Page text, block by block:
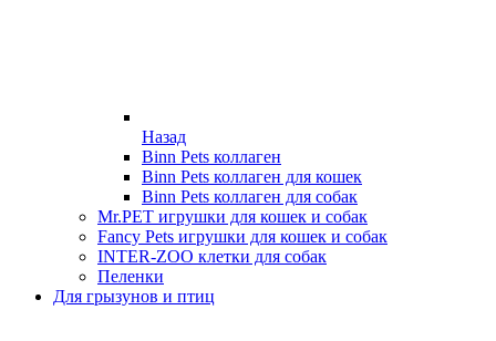
Назад
Binn Pets коллаген
Binn Pets коллаген для кошек
Binn Pets коллаген для собак
Mr.PET игрушки для кошек и собак
Fancy Pets игрушки для кошек и собак
INTER-ZOO клетки для собак
Пеленки
Для грызунов и птиц